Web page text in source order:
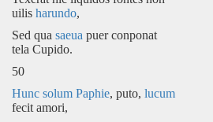
uilis harundo,
Sed qua saeua puer conponat
tela Cupido.
50
Hunc solum Paphie, puto, lucum
fecit amori,